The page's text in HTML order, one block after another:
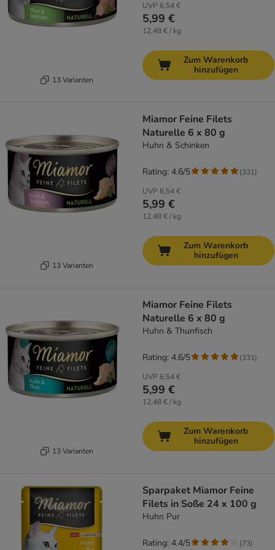
13 Varianten
UVP 6,54 €
5,99 €
12,48 € / kg
Zum Warenkorb
hinzufügen
13 Varianten
Miamor Feine Filets
Naturelle 6 x 80 g
Huhn & Schinken
UVP 6,54 €
5,99 €
12,48 € / kg
Rating: 4.6/5 (331)
Zum Warenkorb
hinzufügen
13 Varianten
Miamor Feine Filets
Naturelle 6 x 80 g
Huhn & Thunfisch
UVP 6,54 €
5,99 €
12,48 € / kg
Rating: 4.6/5 (331)
Zum Warenkorb
hinzufügen
Sparpaket Miamor Feine
Filets in Soße 24 x 100 g
Huhn Pur
Rating: 4.4/5 (73)